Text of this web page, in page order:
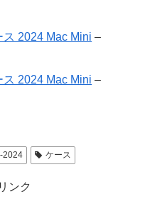
2024 Mac Mini –
2024 Mac Mini –
2024 ケース
ンク